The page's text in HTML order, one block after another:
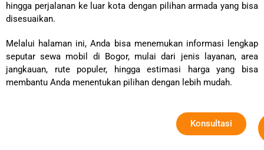
hingga perjalanan ke luar kota dengan pilihan armada yang bisa
disesuaikan.
Melalui halaman ini, Anda bisa menemukan informasi lengkap
seputar sewa mobil di Bogor, mulai dari jenis layanan, area
jangkauan, rute populer, hingga estimasi harga yang bisa
membantu Anda menentukan pilihan dengan lebih mudah.
Konsultasi